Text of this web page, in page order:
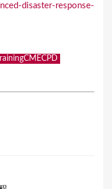
disaster-response-